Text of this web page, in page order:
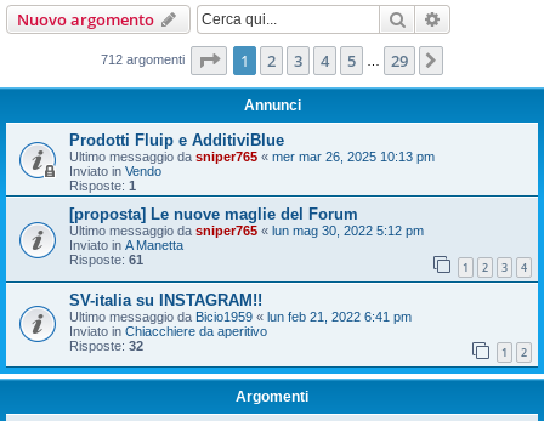
Nuovo argomento Cerca
712 argomenti Pagina di 29
1 2 3 4 5 29
Annunci
Prodotti Fluip e AdditiviBlue
Ultimo messaggio da sniper765 « mer mar 26, 2025 10:13 pm
Inviato in Vendo
Risposte: 1
[proposta] Le nuove maglie del Forum
Ultimo messaggio da sniper765 « lun mag 30, 2022 5:12 pm
Inviato in A Manetta
Risposte: 61 1 2 3 4
SV-italia su INSTAGRAM!!
Ultimo messaggio da Bicio1959 « lun feb 21, 2022 6:41 pm
Inviato in Chiacchiere da aperitivo
Risposte: 32 1 2
Argomenti